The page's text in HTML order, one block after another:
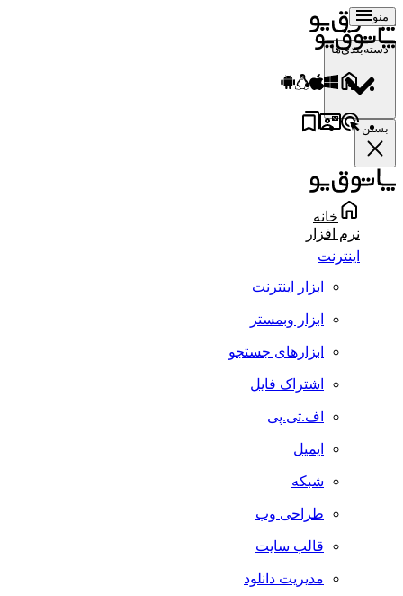
منو
دسته‌بندی‌ها
بستن
خانه
نرم افزار
اینترنت
ابزار اینترنت
ابزار وبمستر
ابزارهای جستجو
اشتراک فایل
اف.تی.پی
ایمیل
شبکه
طراحی وب
قالب سایت
مدیریت دانلود